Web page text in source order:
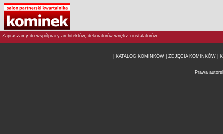
Zapraszamy do współpracy architektów, dekoratorów wnętrz i instalatorów
| KATALOG KOMINKÓW | ZDJĘCIA KOMINKÓW |
Prawa